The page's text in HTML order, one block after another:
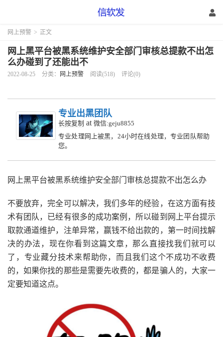
网上预警 > 正文
网上黑平台被黑系统维护安全部门审核总提款不出怎
么办碰到了还能出不
2022-08-25 分类： 网上预警 阅读(518) 评论(0)
专业出黑团队
长按复制 at 微信:geju8855
专业处理网上被黑，24小时在线处理，专业团队帮助
您。
网上黑平台被黑系统维护安全部门审核总提款不出怎么办
不要放弃，完全可以解决，我们多年的经验，在这方面有技
术有团队，已经有很多的成功案例，所以碰到网上平台提示
取款通道维护，注单异常，赢钱不给出款的，第一时间找解
决的办法，现在你看到这篇文章，那么直接找我们就可以
了，专业藏分技术来帮助你，而且我们这个不成功不收费
的，如果你找的那些是需要先收费的，都是骗人的，大家一
定要知道这点。